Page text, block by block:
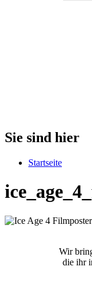
Sie sind hier
Startseite
Wir
die ihr